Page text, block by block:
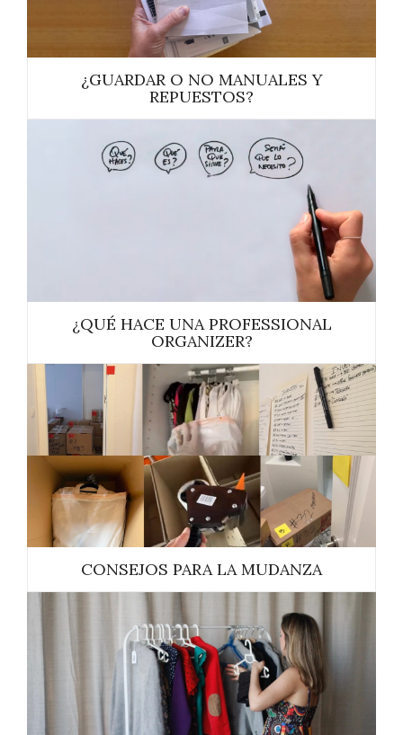
¿GUARDAR O NO MANUALES Y
REPUESTOS?
¿QUÉ HACE UNA PROFESSIONAL
ORGANIZER?
CONSEJOS PARA LA MUDANZA